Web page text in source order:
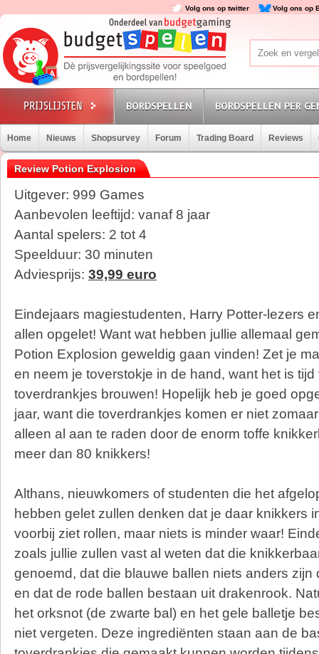
Volg ons op twitter Volg ons op
BORDSPELLEN BORDSPELLEN PER
Home Nieuws Shopsurvey Forum Trading Board Reviews
Review Potion Explosion
Uitgever: 999 Games
Aanbevolen leeftijd: vanaf 8 jaar
Aantal spelers: 2 tot 4
Speelduur: 30 minuten
Adviesprijs: 39,99 euro
Eindejaars magiestudenten, Harry Potter-lezers
allen opgelet! Want wat hebben jullie allemaal
Potion Explosion geweldig gaan vinden! Zet je
en neem je toverstokje in de hand, want het is
toverdrankjes brouwen! Hopelijk heb je goed
jaar, want die toverdrankjes komen er niet
alleen al aan te raden door de enorm toffe
meer dan 80 knikkers!
Althans, nieuwkomers of studenten die het
hebben gelet zullen denken dat je daar knikkers
voorbij ziet rollen, maar niets is minder waar!
zoals jullie zullen vast al weten dat die
genoemd, dat die blauwe ballen niets anders zijn
en dat de rode ballen bestaan uit drakenrook.
het orksnot (de zwarte bal) en het gele balletje
niet vergeten. Deze ingrediënten staan aan de